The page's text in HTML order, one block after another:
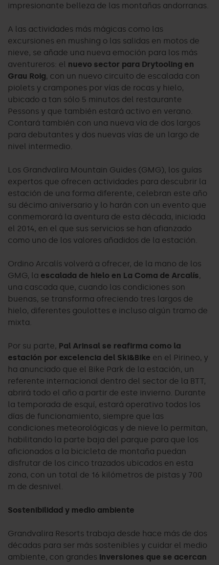
impresionante belleza de las montañas andorranas.
A las actividades más mágicas como las
excursiones en mushing o las salidas en motos de
nieve, se añade una nueva emoción para los más
aventureros: el nuevo sector para Drytooling en
Grau Roig, con un nuevo circuito de escalada con
piolets y crampones por vías de rocas y hielo,
ubicado a tan sólo 5 minutos del restaurante
Pessons y que también estará activo en verano.
Contará también con una nueva vía de dos largos
para debutantes y dos nuevas vías de un largo de
nivel intermedio.
Los Grandvalira Mountain Guides (GMG), los guías
expertos que ofrecen actividades para descubrir la
estación de una forma diferente, celebran este año
su décimo aniversario y lo harán con un evento que
conmemorará la aventura de esta década, iniciada
el 2014, en el que sus servicios se han afianzado
como uno de los valores añadidos de la estación.
Ordino Arcalís volverá a ofrecer, de la mano de los
GMG, la escalada de hielo en La Coma de Arcalís,
una cascada que, cuando las condiciones son
buenas, se transforma ofreciendo tres largos de
hielo, diferentes goulottes e incluso algún tramo de
mixta.
Por su parte, Pal Arinsal se reafirma como la
estación por excelencia del Ski&Bike en el Pirineo, y
ha anunciado que el Bike Park de la estación, un
referente internacional dentro del sector de la BTT,
abrirá todo el año a partir de este invierno. Durante
la temporada de esquí, estará operativo todos los
días de funcionamiento, siempre que las
condiciones meteorológicas y de nieve lo permitan,
habilitando la parte baja del parque para que los
aficionados a la bicicleta de montaña puedan
disfrutar de los cinco trazados ubicados en esta
zona, con un total de 16 kilómetros de pistas y 700
m de desnivel.
Sostenibilidad y medio ambiente
Grandvalira Resorts trabaja desde hace más de dos
décadas para ser más sostenibles y cuidar el medio
ambiente, con grandes inversiones que se acercan